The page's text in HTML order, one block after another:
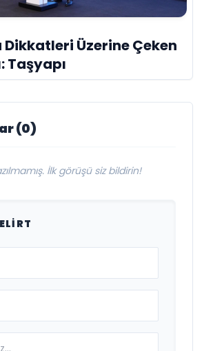
Üzerine Çeken
Taşyapı
(0)
İlk görüşü siz bildirin!